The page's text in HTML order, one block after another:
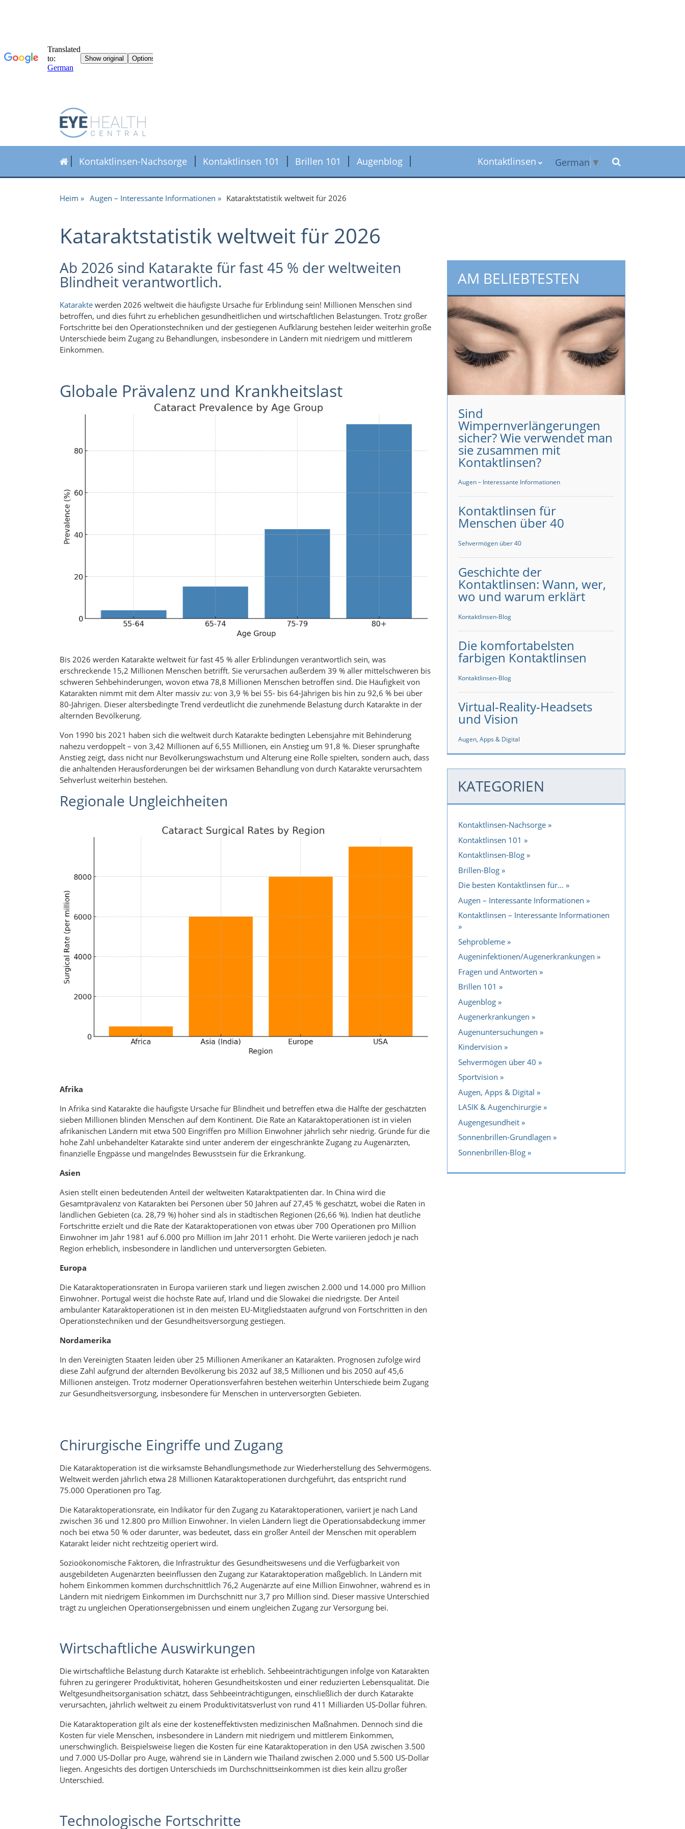
Kontaktlinsen-Nachsorge Kontaktlinsen 101 Brillen 101 Augenblog Kontaktlinsen German ▼
Heim Augen – Interessante Informationen Kataraktstatistik weltweit für 2026
Kataraktstatistik weltweit für 2026
Ab 2026 sind Katarakte für fast 45 % der weltweiten
Blindheit verantwortlich.
Katarakte werden 2026 weltweit die häufigste Ursache für Erblindung sein! Millionen Menschen sind
betroffen, und dies führt zu erheblichen gesundheitlichen und wirtschaftlichen Belastungen. Trotz großer
Fortschritte bei den Operationstechniken und der gestiegenen Aufklärung bestehen leider weiterhin große
Unterschiede beim Zugang zu Behandlungen, insbesondere in Ländern mit niedrigem und mittlerem
Einkommen.
Globale Prävalenz und Krankheitslast
Bis 2026 werden Katarakte weltweit für fast 45 % aller Erblindungen verantwortlich sein, was
erschreckende 15,2 Millionen Menschen betrifft. Sie verursachen außerdem 39 % aller mittelschweren bis
schweren Sehbehinderungen, wovon etwa 78,8 Millionen Menschen betroffen sind. Die Häufigkeit von
Katarakten nimmt mit dem Alter massiv zu: von 3,9 % bei 55- bis 64-Jährigen bis hin zu 92,6 % bei über
80-Jährigen. Dieser altersbedingte Trend verdeutlicht die zunehmende Belastung durch Katarakte in der
alternden Bevölkerung.
Von 1990 bis 2021 haben sich die weltweit durch Katarakte bedingten Lebensjahre mit Behinderung
nahezu verdoppelt – von 3,42 Millionen auf 6,55 Millionen, ein Anstieg um 91,8 %. Dieser sprunghafte
Anstieg zeigt, dass nicht nur Bevölkerungswachstum und Alterung eine Rolle spielten, sondern auch, dass
die anhaltenden Herausforderungen bei der wirksamen Behandlung von durch Katarakte verursachtem
Sehverlust weiterhin bestehen.
Regionale Ungleichheiten
Afrika
In Afrika sind Katarakte die häufigste Ursache für Blindheit und betreffen etwa die Hälfte der geschätzten
sieben Millionen blinden Menschen auf dem Kontinent. Die Rate an Kataraktoperationen ist in vielen
afrikanischen Ländern mit etwa 500 Eingriffen pro Million Einwohner jährlich sehr niedrig. Gründe für die
hohe Zahl unbehandelter Katarakte sind unter anderem der eingeschränkte Zugang zu Augenärzten,
finanzielle Engpässe und mangelndes Bewusstsein für die Erkrankung.
Asien
Asien stellt einen bedeutenden Anteil der weltweiten Kataraktpatienten dar. In China wird die
Gesamtprävalenz von Katarakten bei Personen über 50 Jahren auf 27,45 % geschätzt, wobei die Raten in
ländlichen Gebieten (ca. 28,79 %) höher sind als in städtischen Regionen (26,66 %). Indien hat deutliche
Fortschritte erzielt und die Rate der Kataraktoperationen von etwas über 700 Operationen pro Million
Einwohner im Jahr 1981 auf 6.000 pro Million im Jahr 2011 erhöht. Die Werte variieren jedoch je nach
Region erheblich, insbesondere in ländlichen und unterversorgten Gebieten.
Europa
Die Kataraktoperationsraten in Europa variieren stark und liegen zwischen 2.000 und 14.000 pro Million
Einwohner. Portugal weist die höchste Rate auf, Irland und die Slowakei die niedrigste. Der Anteil
ambulanter Kataraktoperationen ist in den meisten EU-Mitgliedstaaten aufgrund von Fortschritten in den
Operationstechniken und der Gesundheitsversorgung gestiegen.
Nordamerika
In den Vereinigten Staaten leiden über 25 Millionen Amerikaner an Katarakten. Prognosen zufolge wird
diese Zahl aufgrund der alternden Bevölkerung bis 2032 auf 38,5 Millionen und bis 2050 auf 45,6
Millionen ansteigen. Trotz moderner Operationsverfahren bestehen weiterhin Unterschiede beim Zugang
zur Gesundheitsversorgung, insbesondere für Menschen in unterversorgten Gebieten.
Chirurgische Eingriffe und Zugang
Die Kataraktoperation ist die wirksamste Behandlungsmethode zur Wiederherstellung des Sehvermögens.
Weltweit werden jährlich etwa 28 Millionen Kataraktoperationen durchgeführt, das entspricht rund
75.000 Operationen pro Tag.
Die Kataraktoperationsrate, ein Indikator für den Zugang zu Kataraktoperationen, variiert je nach Land
zwischen 36 und 12.800 pro Million Einwohner. In vielen Ländern liegt die Operationsabdeckung immer
noch bei etwa 50 % oder darunter, was bedeutet, dass ein großer Anteil der Menschen mit operablem
Katarakt leider nicht rechtzeitig operiert wird.
Sozioökonomische Faktoren, die Infrastruktur des Gesundheitswesens und die Verfügbarkeit von
ausgebildeten Augenärzten beeinflussen den Zugang zur Kataraktoperation maßgeblich. In Ländern mit
hohem Einkommen kommen durchschnittlich 76,2 Augenärzte auf eine Million Einwohner, während es in
Ländern mit niedrigem Einkommen im Durchschnitt nur 3,7 pro Million sind. Dieser massive Unterschied
trägt zu ungleichen Operationsergebnissen und einem ungleichen Zugang zur Versorgung bei.
Wirtschaftliche Auswirkungen
Die wirtschaftliche Belastung durch Katarakte ist erheblich. Sehbeeinträchtigungen infolge von Katarakten
führen zu geringerer Produktivität, höheren Gesundheitskosten und einer reduzierten Lebensqualität. Die
Weltgesundheitsorganisation schätzt, dass Sehbeeinträchtigungen, einschließlich der durch Katarakte
verursachten, jährlich weltweit zu einem Produktivitätsverlust von rund 411 Milliarden US-Dollar führen.
Die Kataraktoperation gilt als eine der kosteneffektivsten medizinischen Maßnahmen. Dennoch sind die
Kosten für viele Menschen, insbesondere in Ländern mit niedrigem und mittlerem Einkommen,
unerschwinglich. Beispielsweise liegen die Kosten für eine Kataraktoperation in den USA zwischen 3.500
und 7.000 US-Dollar pro Auge, während sie in Ländern wie Thailand zwischen 2.000 und 5.500 US-Dollar
liegen. Angesichts des dortigen Unterschieds im Durchschnittseinkommen ist dies kein allzu großer
Unterschied.
Technologische Fortschritte
AM BELIEBTESTEN
Sind
Wimpernverlängerungen
sicher? Wie verwendet man
sie zusammen mit
Kontaktlinsen?
Augen – Interessante Informationen
Kontaktlinsen für
Menschen über 40
Sehvermögen über 40
Geschichte der
Kontaktlinsen: Wann, wer,
wo und warum erklärt
Kontaktlinsen-Blog
Die komfortabelsten
farbigen Kontaktlinsen
Kontaktlinsen-Blog
Virtual-Reality-Headsets
und Vision
Augen, Apps & Digital
KATEGORIEN
Kontaktlinsen-Nachsorge
Kontaktlinsen 101
Kontaktlinsen-Blog
Brillen-Blog
Die besten Kontaktlinsen für...
Augen – Interessante Informationen
Kontaktlinsen – Interessante Informationen
Sehprobleme
Augeninfektionen/Augenerkrankungen
Fragen und Antworten
Brillen 101
Augenblog
Augenerkrankungen
Augenuntersuchungen
Kindervision
Sehvermögen über 40
Sportvision
Augen, Apps & Digital
LASIK & Augenchirurgie
Augengesundheit
Sonnenbrillen-Grundlagen
Sonnenbrillen-Blog